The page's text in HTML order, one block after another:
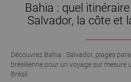
Bahia : quel
Salvador, la côte et
Découvrez Bahia : Salvador, plages
brésilienne pour un voyage sur mesure
Brésil.